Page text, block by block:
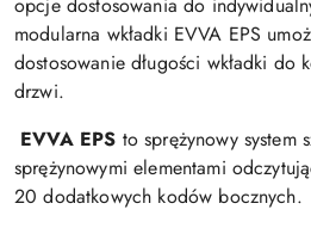
modularna wkładki EVVA EPS
dostosowanie długości wkładki do
drzwi.
EVVA EPS to sprężynowy system
sprężynowymi elementami
20 dodatkowych kodów bocznych.